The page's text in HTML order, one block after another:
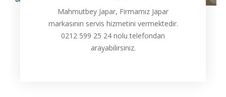
Mahmutbey Japar, Firmamız Japar
markasının servis hizmetini vermektedir.
0212 599 25 24 nolu telefondan
arayabilirsiniz.